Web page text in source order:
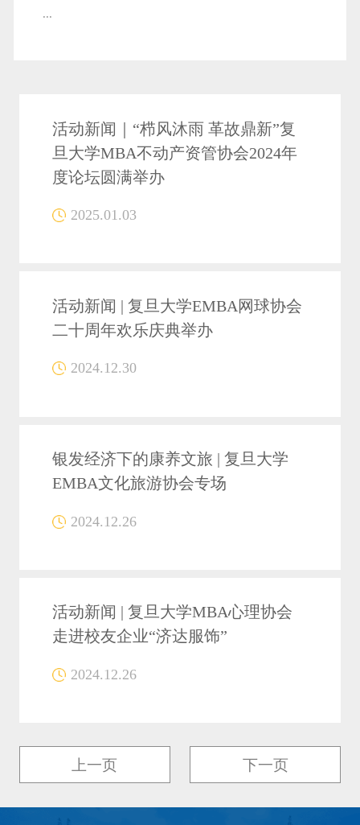
...
活动新闻｜“栉风沐雨 革故鼎新”复
旦大学MBA不动产资管协会2024年
度论坛圆满举办
2025.01.03
活动新闻 | 复旦大学EMBA网球协会
二十周年欢乐庆典举办
2024.12.30
银发经济下的康养文旅 | 复旦大学
EMBA文化旅游协会专场
2024.12.26
活动新闻 | 复旦大学MBA心理协会
走进校友企业“济达服饰”
2024.12.26
上一页 下一页